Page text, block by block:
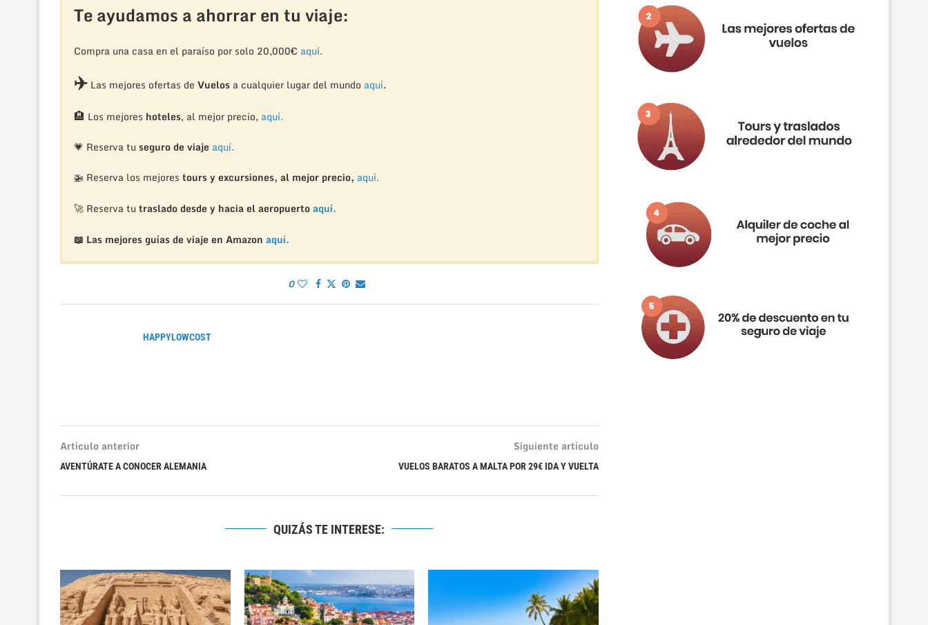
Te ayudamos a ahorrar en tu viaje:
Compra una casa en el paraíso por solo 20,000€ aquí.
✈️Las mejores ofertas de Vuelosa cualquier lugar del mundo aquí.
🏨 Los mejores hoteles, al mejor precio, aquí.
💗 Reserva tu seguro de viaje aquí.
🚁 Reserva los mejores tours y excursiones, al mejor precio, aquí.
🚀 Reserva tu traslado desde y hacia el aeropuertoaquí.
📖 Las mejores guías de viaje en Amazon aquí.
0
HAPPYLOWCOST
Artículo anterior
AVENTÚRATE A CONOCER ALEMANIA
Siguiente artículo
VUELOS BARATOS A MALTA POR 29€ IDA Y VUELTA
QUIZÁS TE INTERESE: